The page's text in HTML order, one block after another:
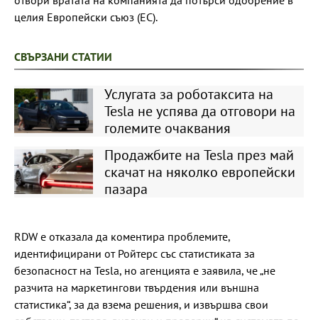
целия Европейски съюз (ЕС).
СВЪРЗАНИ СТАТИИ
Услугата за роботаксита на
Tesla не успява да отговори на
големите очаквания
Продажбите на Tesla през май
скачат на няколко европейски
пазара
RDW е отказала да коментира проблемите,
идентифицирани от Ройтерс със статистиката за
безопасност на Tesla, но агенцията е заявила, че „не
разчита на маркетингови твърдения или външна
статистика“, за да взема решения, и извършва свои